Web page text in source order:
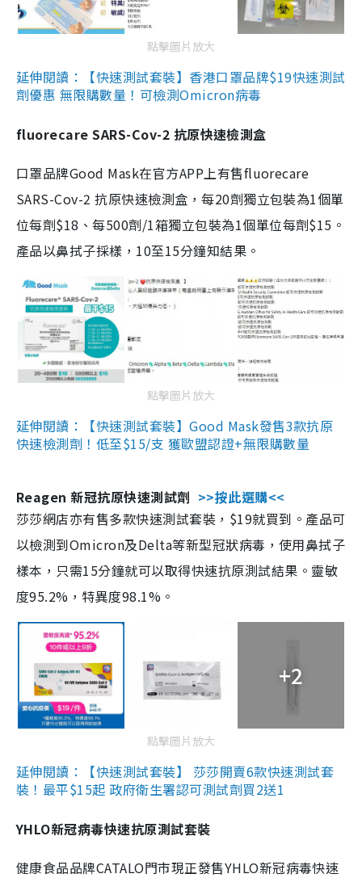
點擊圖片放大
延伸閱讀：【快速測試套裝】香港口罩品牌$19快速測試
劑優惠 無限購數量！可檢測Omicron病毒
fluorecare SARS-Cov-2 抗原快速檢測盒
口罩品牌Good Mask在官方APP上有售fluorecare
SARS-Cov-2 抗原快速檢測盒，每20劑獨立包裝為1個單
位每劑$18、每500劑/1箱獨立包裝為1個單位每劑$15。
產品以鼻拭子採樣，10至15分鐘知結果。
點擊圖片放大
延伸閱讀：【快速測試套裝】Good Mask發售3款抗原
快速檢測劑！低至$15/支 獲歐盟認證+無限購數量
Reagen 新冠抗原快速測試劑 >>按此選購<<
莎莎網店亦有售多款快速測試套裝，$19就買到。產品可
以檢測到Omicron及Delta等新型冠狀病毒，使用鼻拭子
樣本，只需15分鐘就可以取得快速抗原測試結果。靈敏
度95.2%，特異度98.1%。
+2
點擊圖片放大
延伸閱讀：【快速測試套裝】 莎莎開賣6款快速測試套
裝！最平$15起 政府衛生署認可測試劑買2送1
YHLO新冠病毒快速抗原測試套裝
健康食品品牌CATALO門市現正發售YHLO新冠病毒快速